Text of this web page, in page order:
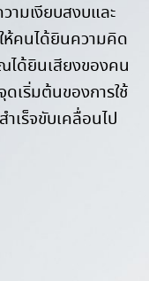
มเงียบสงบและ
ห้คนได้ยินความคิด
ได้ยินเสียงของคน
เริ่มต้นของการใช้
เร็จขับเคลื่อนไป